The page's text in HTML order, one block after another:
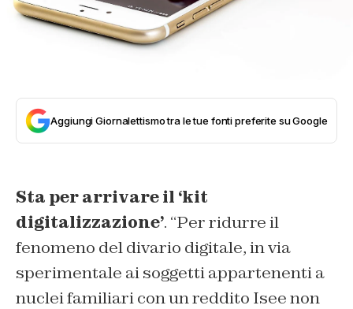
Aggiungi Giornalettismo tra le tue fonti preferite su Google
Sta per arrivare il ‘kit
digitalizzazione’. “Per ridurre il
fenomeno del divario digitale, in via
sperimentale ai soggetti appartenenti a
nuclei familiari con un reddito Isee non